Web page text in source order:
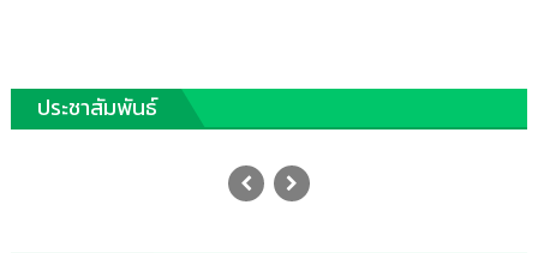
ประชาสัมพันธ์
เปิดศูนย์พัฒนาฟื้นฟูคุณภาพชีวิต
Posted